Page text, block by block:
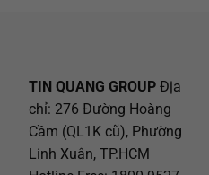
TIN QUANG GROUP Địa
chỉ: 276 Đường Hoàng
Cầm (QL1K cũ), Phường
Linh Xuân, TP.HCM